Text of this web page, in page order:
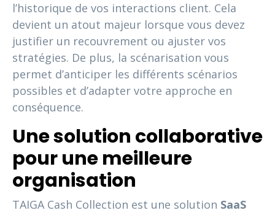
l’historique de vos interactions client. Cela
devient un atout majeur lorsque vous devez
justifier un recouvrement ou ajuster vos
stratégies. De plus, la scénarisation vous
permet d’anticiper les différents scénarios
possibles et d’adapter votre approche en
conséquence.
Une solution collaborative
pour une meilleure
organisation
TAIGA Cash Collection est une solution SaaS